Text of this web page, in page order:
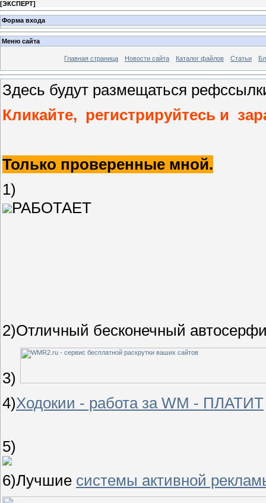
[ЭКСПЕРТ]
Форма входа
Меню сайта
Главная страница Новости сайта Каталог файлов Статьи
Здесь будут размещаться
Кликайте, регистрируйтесь и
Только проверенные мной.
1)
РАБОТАЕТ
2)Отличный бесконечный
3)
4)Ходокии - работа за WM - ПЛАТИТ
5)
6)Лучшие системы активной